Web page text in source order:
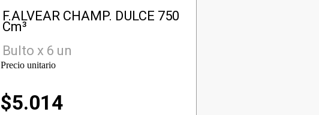
F.ALVEAR CHAMP. DULCE 750
Cm³
Bulto x 6 un
Precio unitario
$5.014